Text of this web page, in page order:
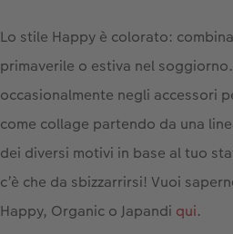
Lo stile Happy è colorato:
primaverile o estiva nel
occasionalmente negli accessori
come collage partendo da una
dei diversi motivi in base al tuo
c’è che da sbizzarrirsi! Vuoi
Happy, Organic o Japandi qui.